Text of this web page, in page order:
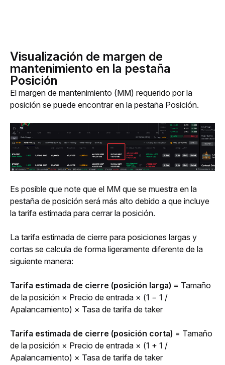
Visualización de margen de
mantenimiento en la pestaña
Posición
El margen de mantenimiento (MM) requerido por la
posición se puede encontrar en la pestaña Posición.
Es posible que note que el MM que se muestra en la
pestaña de posición será más alto debido a que incluye
la tarifa estimada para cerrar la posición.
La tarifa estimada de cierre para posiciones largas y
cortas se calcula de forma ligeramente diferente de la
siguiente manera:
Tarifa estimada de cierre (posición larga) = Tamaño
de la posición × Precio de entrada × (1 − 1 /
Apalancamiento) × Tasa de tarifa de taker
Tarifa estimada de cierre (posición corta) = Tamaño
de la posición × Precio de entrada × (1 + 1 /
Apalancamiento) × Tasa de tarifa de taker